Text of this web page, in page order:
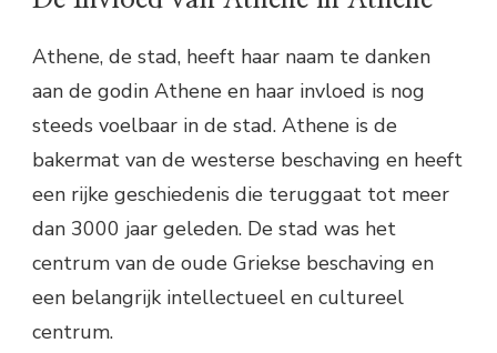
Athene, de stad, heeft haar naam te danken
aan de godin Athene en haar invloed is nog
steeds voelbaar in de stad. Athene is de
bakermat van de westerse beschaving en heeft
een rijke geschiedenis die teruggaat tot meer
dan 3000 jaar geleden. De stad was het
centrum van de oude Griekse beschaving en
een belangrijk intellectueel en cultureel
centrum.